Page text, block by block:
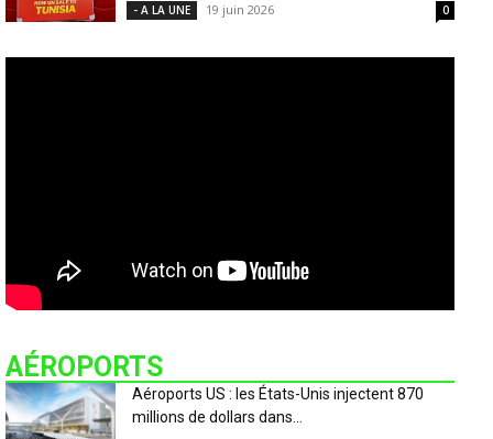
- A LA UNE 19 juin 2026 0
AÉROPORTS
Aéroports US : les États-Unis injectent 870
millions de dollars dans...